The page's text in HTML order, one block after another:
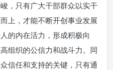
，只有广大干部群众以实干
上，才能不断开创事业发展
的内在活力，形成积极向
组织的公信力和战斗力。同
信任和支持的关键，只有通